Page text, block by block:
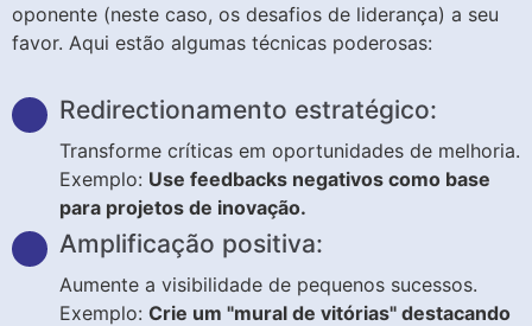
oponente (neste caso, os desafios de liderança) a seu
favor. Aqui estão algumas técnicas poderosas:
Redirectionamento estratégico:
Transforme críticas em oportunidades de melhoria.
Exemplo: Use feedbacks negativos como base
para projetos de inovação.
Amplificação positiva:
Aumente a visibilidade de pequenos sucessos.
Exemplo: Crie um "mural de vitórias" destacando